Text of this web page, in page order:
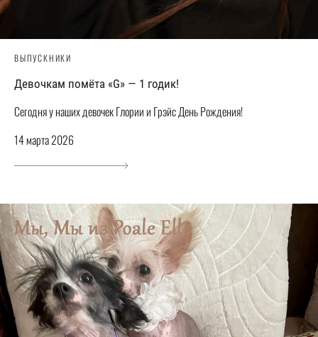
ВЫПУСКНИКИ
Девочкам помёта «G» — 1 годик!
Сегодня у наших девочек Глории и Грэйс День Рождения!
14 марта 2026